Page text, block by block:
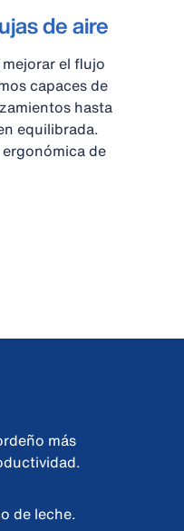
de aire
el flujo
capaces de
hasta
equilibrada.
de
más
de leche.